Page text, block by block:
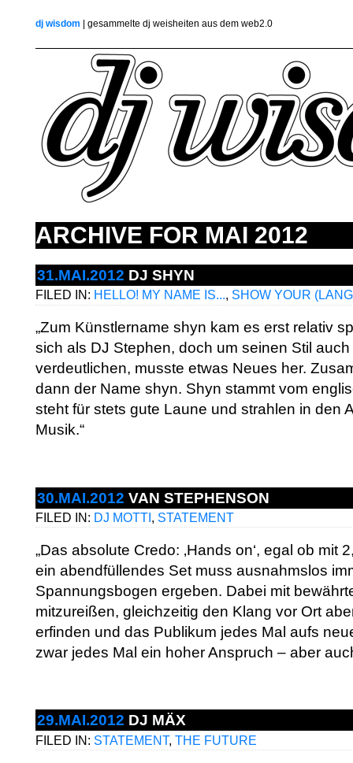
dj wisdom | gesammelte dj weisheiten aus dem web2.0
ARCHIVE FOR MAI 2012
31.MAI.2012 DJ SHYN
FILED IN: HELLO! MY NAME IS..., SHOW YOUR
„Zum Künstlername shyn kam es erst relativ
sich als DJ Stephen, doch um seinen Stil
verdeutlichen, musste etwas Neues her.
dann der Name shyn. Shyn stammt vom
steht für stets gute Laune und strahlen in den
Musik.“
30.MAI.2012 VAN STEPHENSON
FILED IN: DJ MOTTI, STATEMENT
„Das absolute Credo: ‚Hands on‘, egal ob mit
ein abendfüllendes Set muss ausnahmslos
Spannungsbogen ergeben. Dabei mit
mitzureißen, gleichzeitig den Klang vor Ort
erfinden und das Publikum jedes Mal aufs
zwar jedes Mal ein hoher Anspruch – aber
29.MAI.2012 DJ MÄX
FILED IN: STATEMENT, THE FUTURE